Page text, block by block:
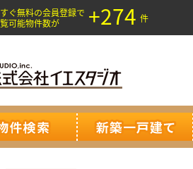
ぐ無料の会員登録で
可能物件数が
+274 件